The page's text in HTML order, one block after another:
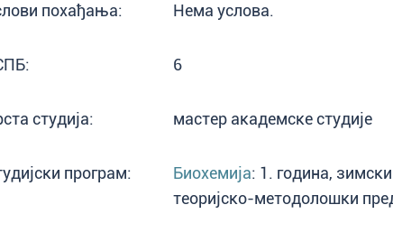
похађања: Нема услова.
6
студија: мастер академске студије
програм: Биохемија: 1. година,
теоријско-методолошки